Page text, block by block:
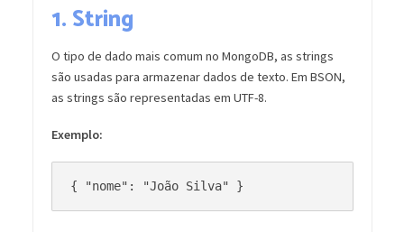
1.String
O tipo de dado mais comum no MongoDB, as strings
são usadas para armazenar dados de texto. Em BSON,
as strings são representadas em UTF-8.
Exemplo: